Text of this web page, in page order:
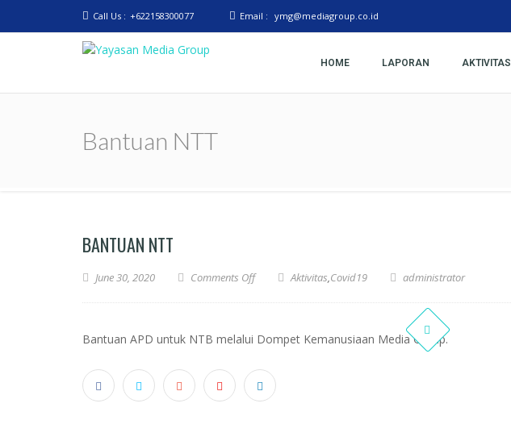
Call Us : +622158300077 Email : ymg@mediagroup.co.id
Group
HOME LAPORAN AKTIVITAS
Bantuan NTT
BANTUAN NTT
June 30, 2020 Comments Off Aktivitas,Covid19 administrator
Bantuan APD untuk NTB melalui Dompet Kemanusiaan Media Group.